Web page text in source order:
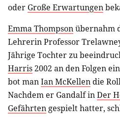
oder Große Erwartungen
Emma Thompsonübernahm
Lehrerin Professor
Jährige Tochter zu
Harris2002 an den Folgen
bot manIan McKellen die
Nachdem er Gandalf inDer
Gefährten gespielt hatter,